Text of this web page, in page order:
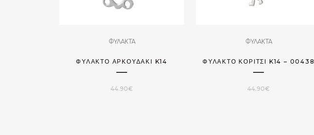
ΦΥΛΑΚΤΑ
ΦΥΛΑΚΤΌ ΑΡΚΟΥΔΆΚΙ K14
44.90€
ΦΥΛΑΚΤΑ
ΦΥΛΑΚΤΌ ΚΟΡΊΤΣΙ K14 – 00438
44.90€